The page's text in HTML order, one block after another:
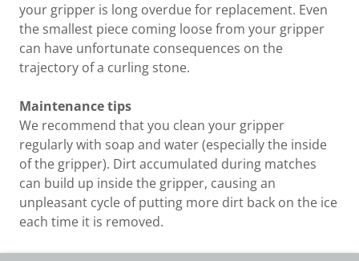
your gripper is long overdue for replacement. Even
the smallest piece coming loose from your gripper
can have unfortunate consequences on the
trajectory of a curling stone.
Maintenance tips
We recommend that you clean your gripper
regularly with soap and water (especially the inside
of the gripper). Dirt accumulated during matches
can build up inside the gripper, causing an
unpleasant cycle of putting more dirt back on the ice
each time it is removed.